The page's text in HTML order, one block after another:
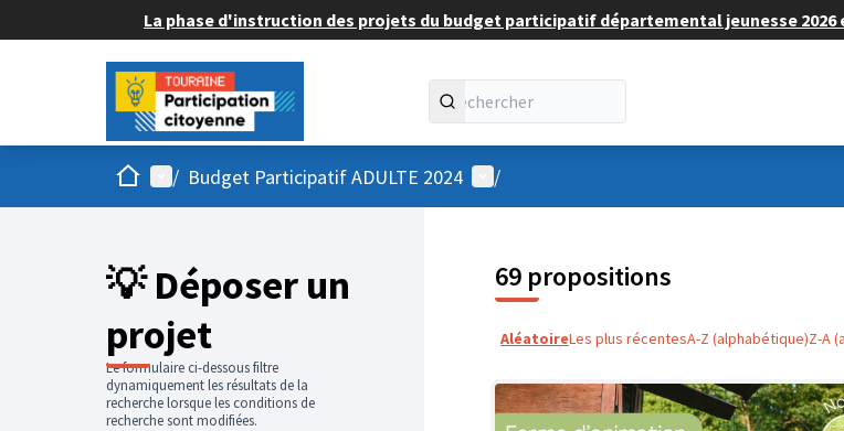
La phase d'instruction des projets du budget participatif départemental jeunesse 2026
AccueilMenu principal
/ Budget Participatif ADULTE 2024 Menu utilisateur
/
💡 Déposer un
projet
Le formulaire ci-dessous filtre
dynamiquement les résultats de la
recherche lorsque les conditions de
recherche sont modifiées.
69 propositions
AléatoireLes plus récentesA-Z (alphabétique)Z-A